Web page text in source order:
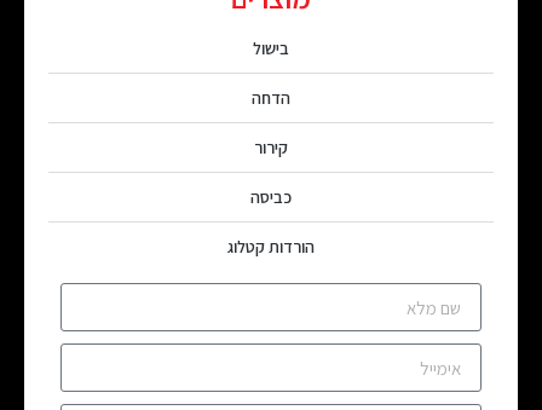
בישול
הדחה
קירור
כביסה
הורדות קטלוג